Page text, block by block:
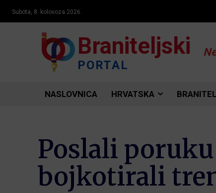
Subota, 8. kolovoza 2026.
Braniteljski
PORTAL
NASLOVNICA HRVATSKA
Poslali
bojkotirali